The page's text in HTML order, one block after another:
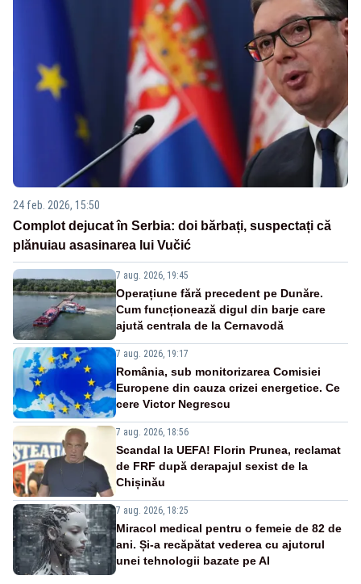
24 feb. 2026, 15:50
Complot dejucat în Serbia: doi bărbați, suspectați că
plănuiau asasinarea lui Vučić
7 aug. 2026, 19:45
Operațiune fără precedent pe Dunăre.
Cum funcționează digul din barje care
ajută centrala de la Cernavodă
7 aug. 2026, 19:17
România, sub monitorizarea Comisiei
Europene din cauza crizei energetice. Ce
cere Victor Negrescu
7 aug. 2026, 18:56
Scandal la UEFA! Florin Prunea, reclamat
de FRF după derapajul sexist de la
Chișinău
7 aug. 2026, 18:25
Miracol medical pentru o femeie de 82 de
ani. Și-a recăpătat vederea cu ajutorul
unei tehnologii bazate pe AI